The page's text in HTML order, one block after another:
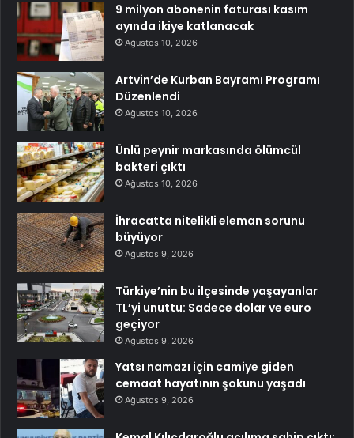
9 milyon abonenin faturası kasım
ayında ikiye katlanacak
Ağustos 10, 2026
Artvin’de Kurban Bayramı Programı
Düzenlendi
Ağustos 10, 2026
Ünlü peynir markasında ölümcül
bakteri çıktı
Ağustos 10, 2026
İhracatta nitelikli eleman sorunu
büyüyor
Ağustos 9, 2026
Türkiye’nin bu ilçesinde yaşayanlar
TL’yi unuttu: Sadece dolar ve euro
geçiyor
Ağustos 9, 2026
Yatsı namazı için camiye giden
cemaat hayatının şokunu yaşadı
Ağustos 9, 2026